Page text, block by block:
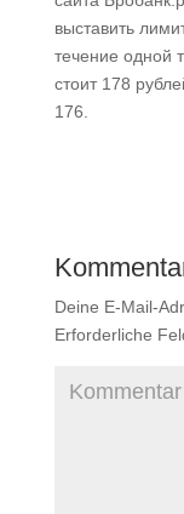
выставить
течение одной
стоит 178
176.
Deine E-Mail-
Erforderliche